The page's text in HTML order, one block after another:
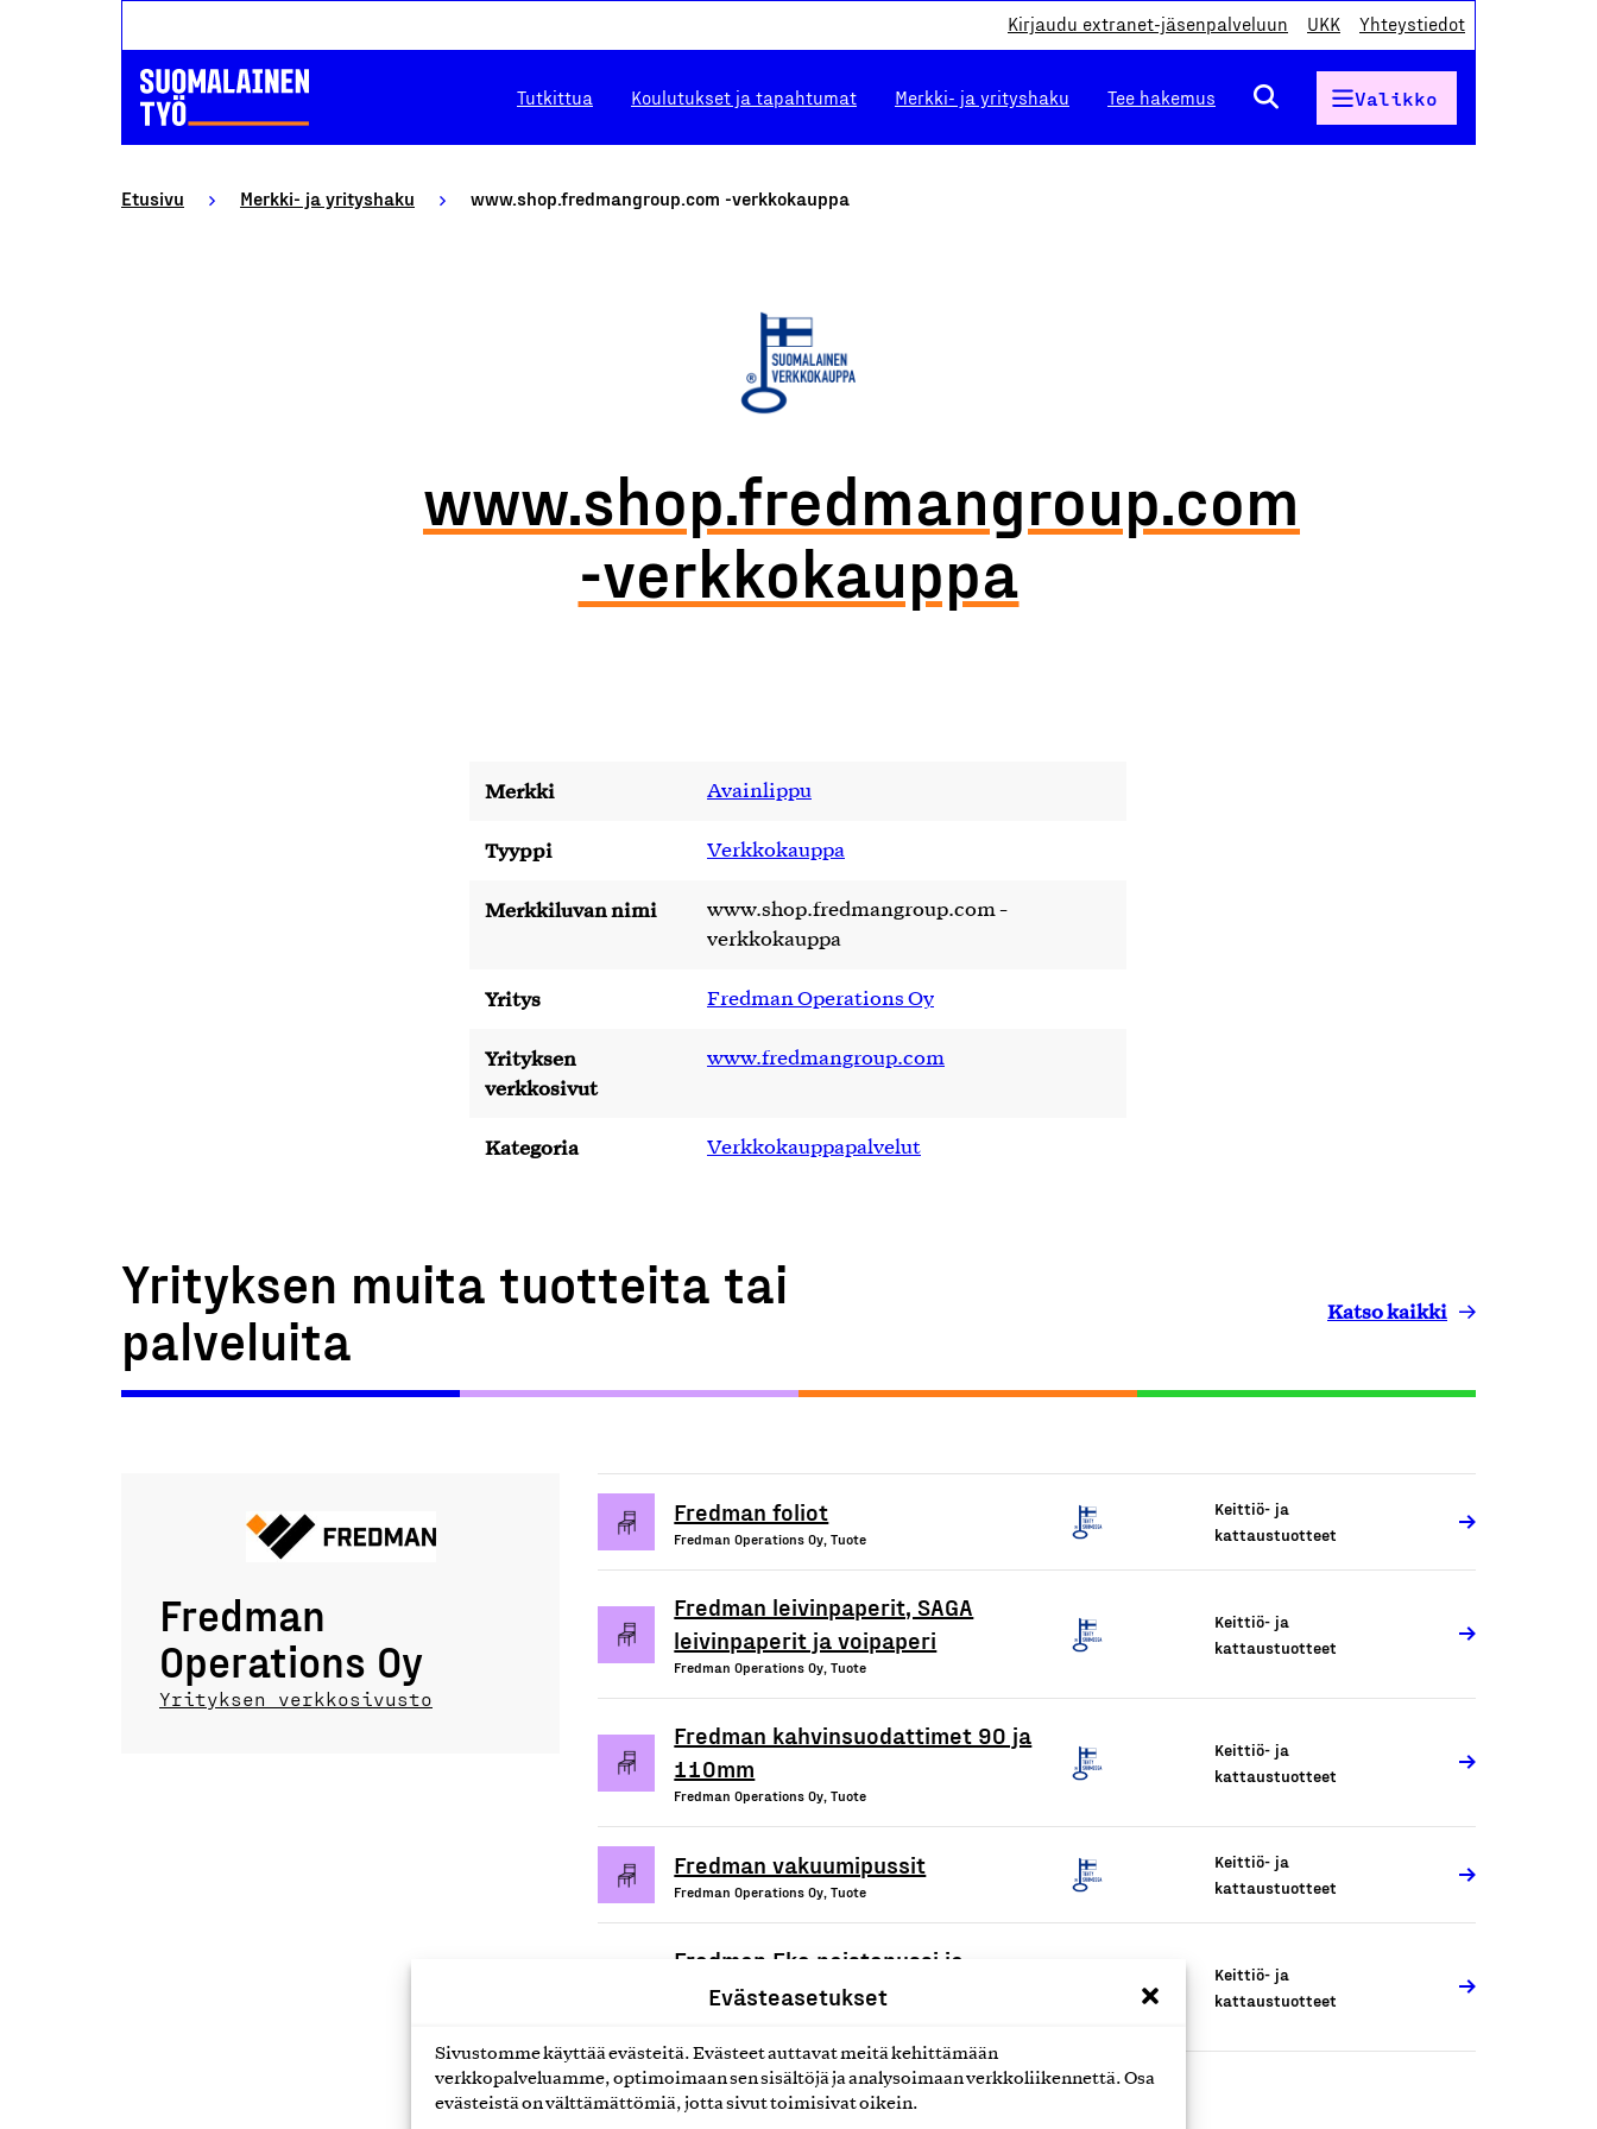
Evästeasetukset
Sivustomme käyttää evästeitä. Evästeet auttavat meitä kehittämään
verkkopalveluamme, optimoimaan sen sisältöjä ja analysoimaan verkkoliikennettä. Osa
evästeistä on välttämättömiä, jotta sivut toimisivat oikein.
Kirjaudu extranet-jäsenpalveluun UKK Yhteystiedot
Tutkittua Koulutukset ja tapahtumat Merkki- ja yrityshaku Tee hakemus Valikko
Etusivu Merkki- ja yrityshaku www.shop.fredmangroup.com -verkkokauppa
www.shop.fredmangroup.com
-verkkokauppa
Merkki Avainlippu
Tyyppi Verkkokauppa
Merkkiluvan nimi
www.shop.fredmangroup.com -
verkkokauppa
Yritys Fredman Operations Oy
Yrityksen
verkkosivut
www.fredmangroup.com
Kategoria Verkkokauppapalvelut
Yrityksen muita tuotteita tai
palveluita
Katso kaikki
Fredman
Operations Oy
Yrityksen verkkosivusto
Fredman foliot
Fredman Operations Oy, Tuote
Keittiö- ja
kattaustuotteet
Fredman leivinpaperit, SAGA
leivinpaperit ja voipaperi
Fredman Operations Oy, Tuote
Keittiö- ja
kattaustuotteet
Fredman kahvinsuodattimet 90 ja
110mm
Fredman Operations Oy, Tuote
Keittiö- ja
kattaustuotteet
Fredman vakuumipussit
Fredman Operations Oy, Tuote
Keittiö- ja
kattaustuotteet
Fredman Eko paistopussi ja
Private label: RUBIN Bratbeutel
Keittiö- ja
kattaustuotteet